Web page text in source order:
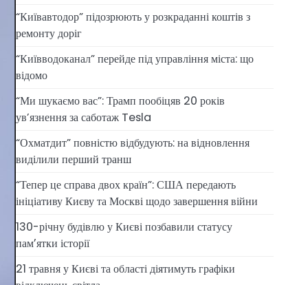
“Київавтодор” підозрюють у розкраданні коштів з
ремонту доріг
“Київводоканал” перейде під управління міста: що
відомо
“Ми шукаємо вас”: Трамп пообіцяв 20 років
ув’язнення за саботаж Tesla
“Охматдит” повністю відбудують: на відновлення
виділили перший транш
“Тепер це справа двох країн”: США передають
ініціативу Києву та Москві щодо завершення війни
130-річну будівлю у Києві позбавили статусу
памʼятки історії
21 травня у Києві та області діятимуть графіки